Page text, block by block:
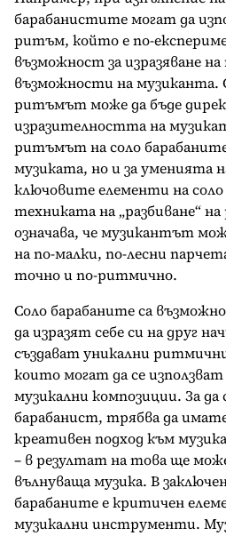
барабанистите могат да
ритъм, който е по-
възможност за изразяване
възможности на музиканта.
ритъмът може да бъде
изразителността на
ритъмът на соло
музиката, но и за уменията
ключовите елементи на
техниката на „разбиване“
означава, че музикантът
на по-малки, по-лесни
точно и по-ритмично.
Соло барабаните са
да изразят себе си на друг
създават уникални
които могат да се използват
музикални композиции. За
барабанист, трябва да
креативен подход към
– в резултат на това ще
вълнуваща музика. В
барабаните е критичен
музикални инструменти.